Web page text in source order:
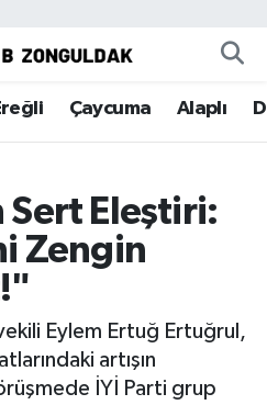
Çaycuma Alaplı
Sert Eleştiri:
Zengin
Eylem Ertuğ Ertuğrul,
artışın
İYİ Parti grup
Eczaneler
Haritası